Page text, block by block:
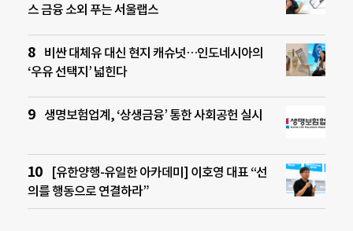
스 금융 소외 푸는 서울랩스
비싼 대체유 대신 현지 캐슈넛…인도네시아의
‘우유 선택지’ 넓힌다
생명보험업계, ‘상생금융’ 통한 사회공헌 실시
[유한양행-유일한 아카데미] 이호영 대표 “선
의를 행동으로 연결하라”